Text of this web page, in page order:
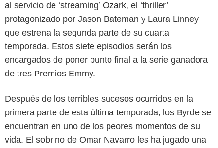
al servicio de ‘streaming’ Ozark, el ‘thriller’
protagonizado por Jason Bateman y Laura Linney
que estrena la segunda parte de su cuarta
temporada. Estos siete episodios serán los
encargados de poner punto final a la serie ganadora
de tres Premios Emmy.
Después de los terribles sucesos ocurridos en la
primera parte de esta última temporada, los Byrde se
encuentran en uno de los peores momentos de su
vida. El sobrino de Omar Navarro les ha jugado una